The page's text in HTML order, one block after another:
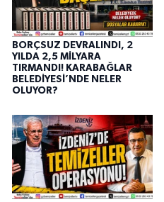
BORÇSUZ DEVRALINDI, 2
YILDA 2,5 MİLYARA
TIRMANDI! KARABAĞLAR
BELEDİYESİ’NDE NELER
OLUYOR?